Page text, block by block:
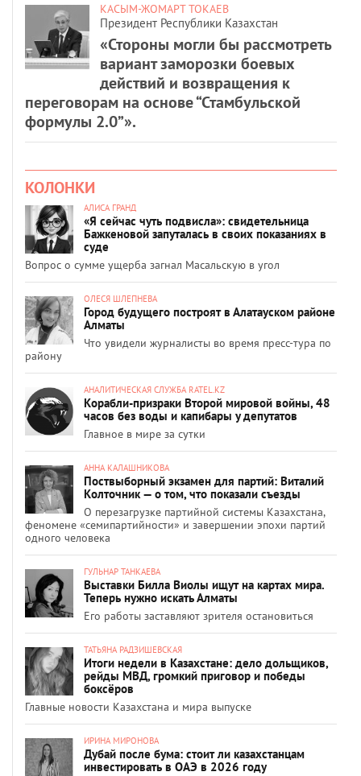
КАСЫМ-ЖОМАРТ ТОКАЕВ
Президент Республики Казахстан
«Стороны могли бы рассмотреть
вариант заморозки боевых
действий и возвращения к
переговорам на основе “Стамбульской
формулы 2.0”».
КОЛОНКИ
АЛИСА ГРАНД
«Я сейчас чуть подвисла»: свидетельница
Бажкеновой запуталась в своих показаниях в
суде
Вопрос о сумме ущерба загнал Масальскую в угол
ОЛЕСЯ ШЛЕПНЕВА
Город будущего построят в Алатауском районе
Алматы
Что увидели журналисты во время пресс-тура по
району
АНАЛИТИЧЕСКАЯ СЛУЖБА RATEL.KZ
Корабли-призраки Второй мировой войны, 48
часов без воды и капибары у депутатов
Главное в мире за сутки
АННА КАЛАШНИКОВА
Поствыборный экзамен для партий: Виталий
Колточник — о том, что показали съезды
О перезагрузке партийной системы Казахстана,
феномене «семипартийности» и завершении эпохи партий
одного человека
ГУЛЬНАР ТАНКАЕВА
Выставки Билла Виолы ищут на картах мира.
Теперь нужно искать Алматы
Его работы заставляют зрителя остановиться
ТАТЬЯНА РАДЗИШЕВСКАЯ
Итоги недели в Казахстане: дело дольщиков,
рейды МВД, громкий приговор и победы
боксёров
Главные новости Казахстана и мира выпуске
ИРИНА МИРОНОВА
Дубай после бума: стоит ли казахстанцам
инвестировать в ОАЭ в 2026 году